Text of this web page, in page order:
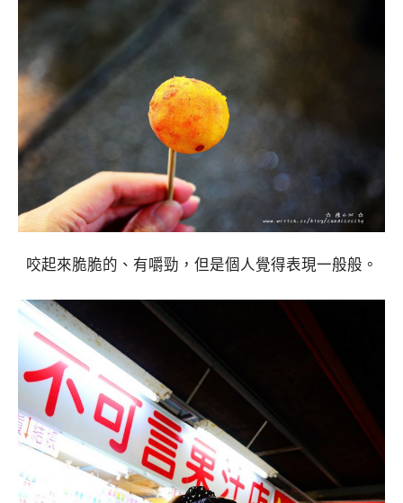
咬起來脆脆的、有嚼勁，但是個人覺得表現一般般。